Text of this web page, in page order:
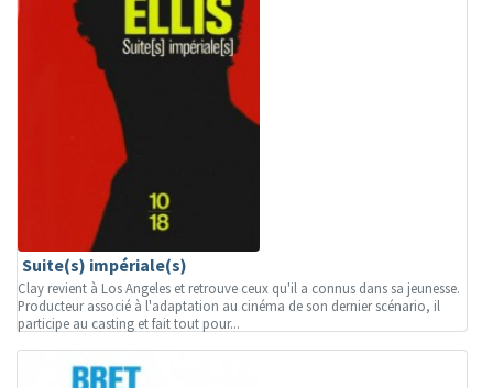
Suite(s) impériale(s)
Clay revient à Los Angeles et retrouve ceux qu'il a connus dans sa jeunesse.
Producteur associé à l'adaptation au cinéma de son dernier scénario, il
participe au casting et fait tout pour...